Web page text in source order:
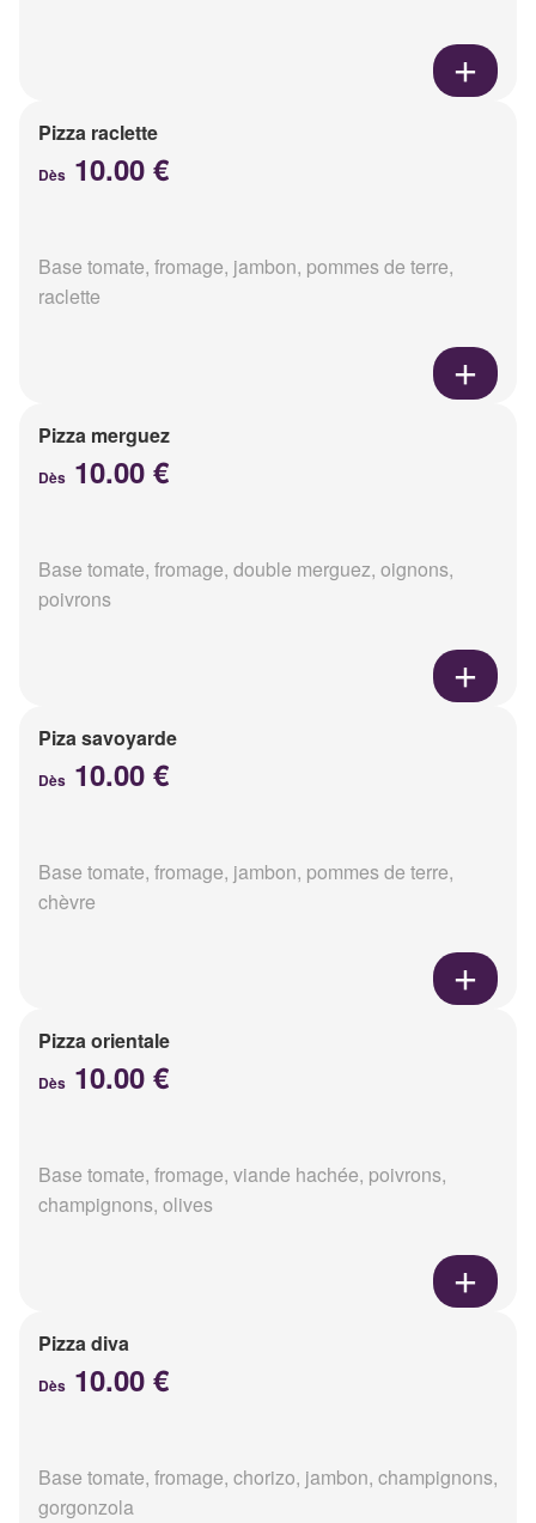
Pizza raclette
Dès 10.00 €
Base tomate, fromage, jambon, pommes de terre,
raclette
Pizza merguez
Dès 10.00 €
Base tomate, fromage, double merguez, oignons,
poivrons
Piza savoyarde
Dès 10.00 €
Base tomate, fromage, jambon, pommes de terre,
chèvre
Pizza orientale
Dès 10.00 €
Base tomate, fromage, viande hachée, poivrons,
champignons, olives
Pizza diva
Dès 10.00 €
Base tomate, fromage, chorizo, jambon, champignons,
gorgonzola